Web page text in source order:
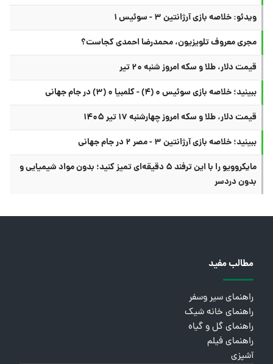
ویدئو: خلاصه بازی آرژانتین ۳ - سوئیس ۱
مجری معروف تلویزیون، محمدرضا احمدی کجاست؟
قیمت دلار، طلا و سکه امروز شنبه ۲۰ تیر
ببینید؛ خلاصه بازی سوئیس ۰ (۴) - کلمبیا ۰ (۳) در جام جهانی
قیمت دلار، طلا و سکه امروز چهارشنبه ۱۷ تیر ۱۴۰۵
ببینید؛ خلاصه بازی آرژانتین ۳ - مصر ۲ در جام جهانی
مایکروویو را با این ترفند ۵ دقیقه‌ای تمیز کنید؛ بدون مواد شیمیایی و
بدون دردسر
مطالب مفید
راهنمای سیر وسفر
راهنمای خانه شیک
راهنمای گل و گیاه
راهنمای فیلم
آشپزی